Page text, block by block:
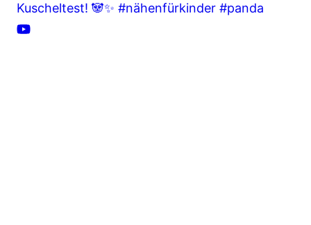
Kuscheltest! 🐼✨ #nähenfürkinder #panda